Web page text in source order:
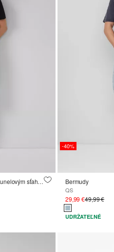
Phoenix: šortky s elastickým pásom a tunelovým sťahovaním
-40%
Bermudy
QS
29,99 €49,99 €
UDRŽATEĽNÉ